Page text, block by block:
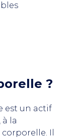
?
est un actif
la
Il